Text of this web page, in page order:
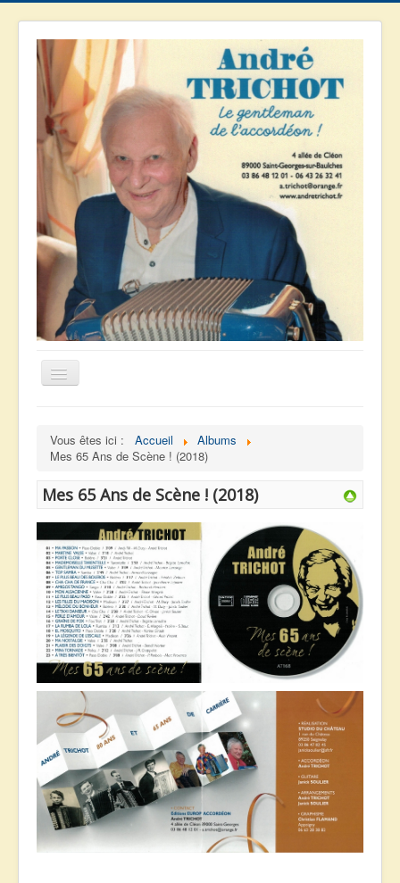
Basculer
la
Albums
Playbacks
Radios
Vidéos
Me Contacter
Vous êtes ici : Accueil
Albums
Mes 65 Ans de Scène ! (2018)
Mes 65 Ans de Scène ! (2018)